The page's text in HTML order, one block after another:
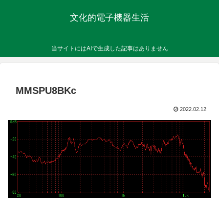
文化的電子機器生活
当サイトにはAIで生成した記事はありません
MMSPU8BKc
2022.02.12